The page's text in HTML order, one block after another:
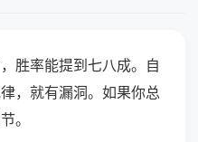
胜率能提到七八成。自
，就有漏洞。如果你总
。